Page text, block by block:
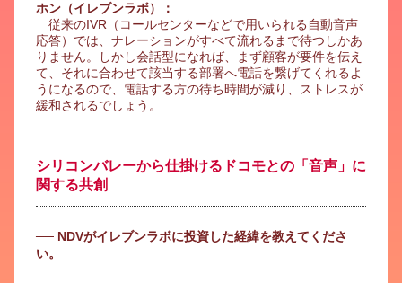
ホン（イレブンラボ）：
従来のIVR（コールセンターなどで用いられる自動音声
応答）では、ナレーションがすべて流れるまで待つしかあ
りません。しかし会話型になれば、まず顧客が要件を伝え
て、それに合わせて該当する部署へ電話を繋げてくれるよ
うになるので、電話する方の待ち時間が減り、ストレスが
緩和されるでしょう。
シリコンバレーから仕掛けるドコモとの「音声」に
関する共創
── NDVがイレブンラボに投資した経緯を教えてくださ
い。